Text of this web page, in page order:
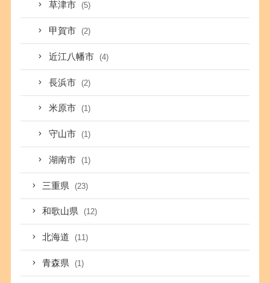
草津市 (5)
甲賀市 (2)
近江八幡市 (4)
長浜市 (2)
米原市 (1)
守山市 (1)
湖南市 (1)
三重県 (23)
和歌山県 (12)
北海道 (11)
青森県 (1)